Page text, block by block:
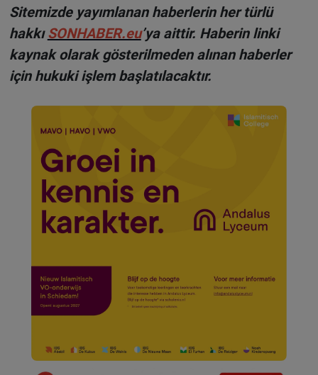
Sitemizde yayımlanan haberlerin her türlü
hakkıSONHABER.eu’ya aittir. Haberin linki
kaynak olarak gösterilmeden alınan haberler
için hukuki işlem başlatılacaktır.